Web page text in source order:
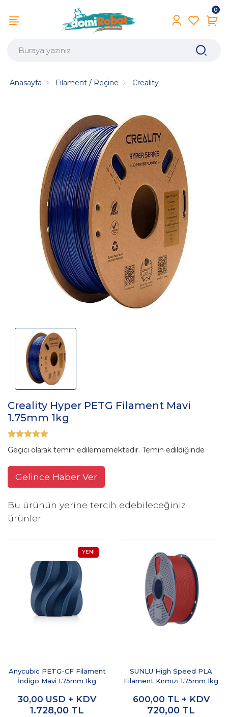
0
Anasayfa Filament / Reçine Creality
Creality Hyper PETG Filament Mavi
1.75mm 1kg
Geçici olarak temin edilememektedir. Temin edildiğinde
Gelince Haber Ver
Bu ürünün yerine tercih edebileceğiniz
ürünler
Anycubic PETG-CF Filament
İndigo Mavi 1.75mm 1kg
30,00 USD + KDV
1.728,00 TL
SUNLU High Speed PLA
Filament Kırmızı 1.75mm 1kg
600,00 TL + KDV
720,00 TL